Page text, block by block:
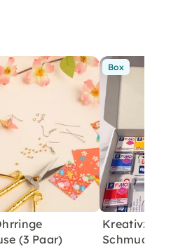
(3 Paar)
Box
Kreativzeit
Schmuck